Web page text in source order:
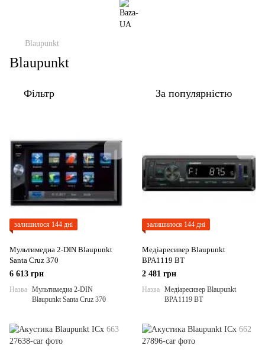
Blaupunkt
Blaupunkt
Фільтр За популярністю
залишилося 144 дні
Мультимедиа 2-DIN Blaupunkt
Santa Cruz 370
6 613 грн
Назва Мультимедиа 2-DIN
Blaupunkt Santa Cruz 370
залишилося 144 дні
Медіаресивер Blaupunkt
BPA1119 BT
2 481 грн
Назва Медіаресивер Blaupunkt
BPA1119 BT